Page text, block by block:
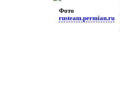
Фото
rusteam.permian.ru